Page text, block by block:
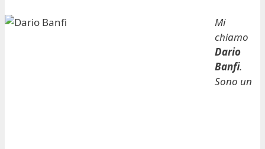
Mi
chiamo
Dario
Banfi.
Sono un